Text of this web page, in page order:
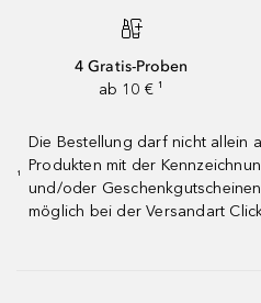
4 Gratis-Proben
ab 10 € ¹
¹
Die Bestellung darf nicht allein
Produkten mit der
und/oder
möglich bei der Versandart